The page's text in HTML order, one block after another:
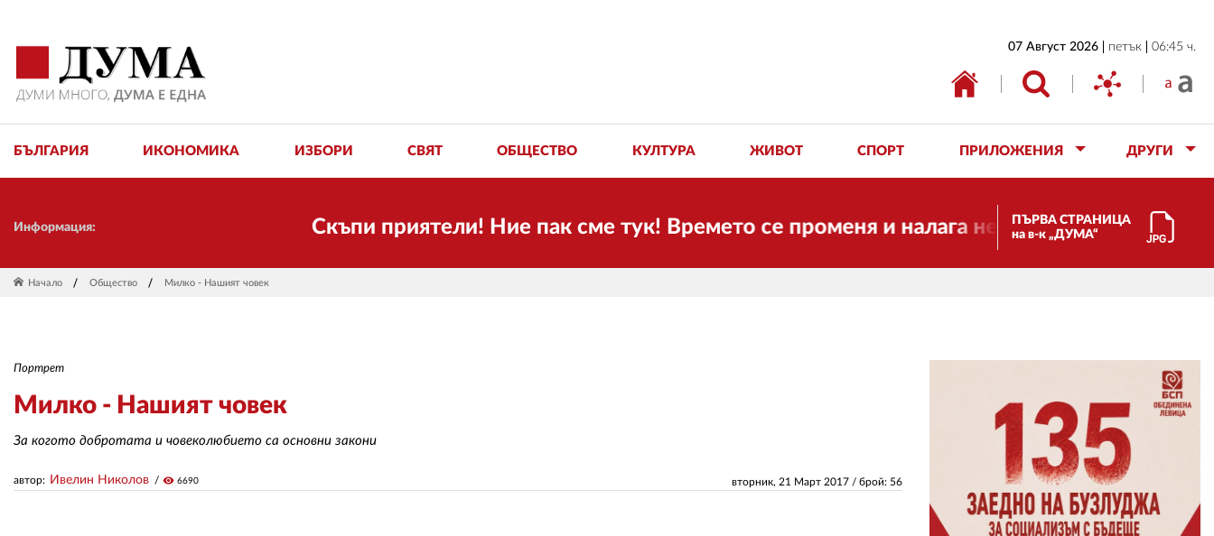
07 Август 2026 петък 06:45 ч.
БЪЛГАРИЯ ИКОНОМИКА ИЗБОРИ СВЯТ ОБЩЕСТВО КУЛТУРА ЖИВОТ СПОРТ ПРИЛОЖЕНИЯ ДРУГИ
Информация: Скъпи приятели! Ние пак сме тук! Времето се променя и налага необходимостта от
ПЪРВА СТРАНИЦА
на в-к „ДУМА“
Начало Общество Милко - Нашият човек
Портрет
Милко - Нашият човек
За когото добротата и човеколюбието са основни закони
вторник, 21 Март 2017 / брой: 56
автор: Ивелин Николов visibility 6690
ИКОНОМИКА
ОБЩЕСТВО
АВТОРИ
РЕДАКЦИЯ